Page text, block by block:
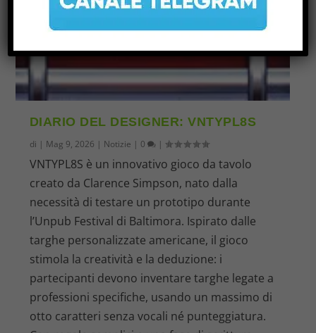
DIARIO DEL DESIGNER: VNTYPL8S
di | Mag 9, 2026 | Notizie | 0 |
VNTYPL8S è un innovativo gioco da tavolo
creato da Clarence Simpson, nato dalla
necessità di testare un prototipo durante
l’Unpub Festival di Baltimora. Ispirato dalle
targhe personalizzate americane, il gioco
stimola la creatività e la deduzione: i
partecipanti devono inventare targhe legate a
professioni specifiche, usando un massimo di
otto caratteri senza vocali né punteggiatura.